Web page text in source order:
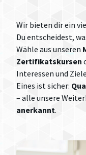
Wir bieten dir ein
Du entscheidest,
Wähle aus unseren
Zertifikatskursen
Interessen und
Eines ist sicher:
– alle unsere
anerkannt.